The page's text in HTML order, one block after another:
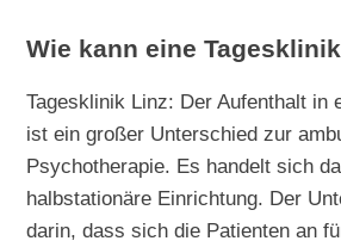
Wie kann eine
Tagesklinik Linz: Der Aufenthalt in
ist ein großer Unterschied zur
Psychotherapie. Es handelt sich
halbstationäre Einrichtung. Der
darin, dass sich die Patienten an